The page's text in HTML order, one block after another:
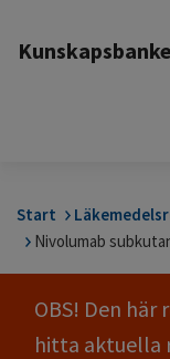
Start
Nivolumab
OBS! Den
hitta aktuella